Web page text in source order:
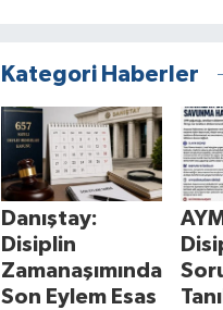
Kategori Haberler
Danıştay:
Disiplin
Zamanaşımında
Son Eylem Esas